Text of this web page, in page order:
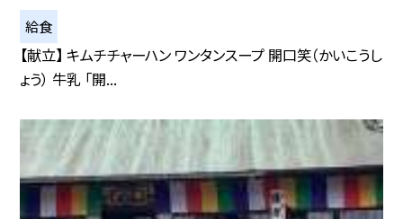
給食
【献立】 キムチチャーハン ワンタンスープ 開口笑（かいこうし
ょう） 牛乳 「開...